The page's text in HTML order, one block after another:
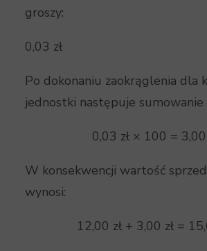
groszy:
0,03 zł
Po dokonaniu zaokrąglenia dla
jednostki następuje
0,03 zł × 100 = 3,00
W konsekwencji wartość
wynosi:
12,00 zł + 3,00 zł =